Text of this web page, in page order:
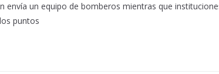
envía un equipo de bomberos mientras que
puntos